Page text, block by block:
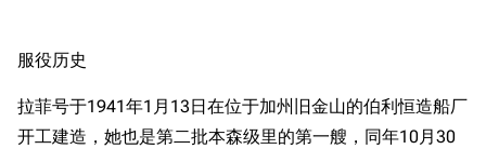
服役历史
拉菲号于1941年1月13日在位于加州旧金山的伯利恒造船厂
开工建造，她也是第二批本森级里的第一艘，同年10月30